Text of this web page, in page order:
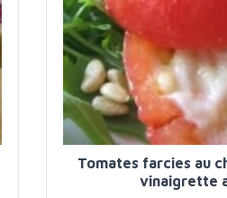
Tomates farcies au
vinaigrette